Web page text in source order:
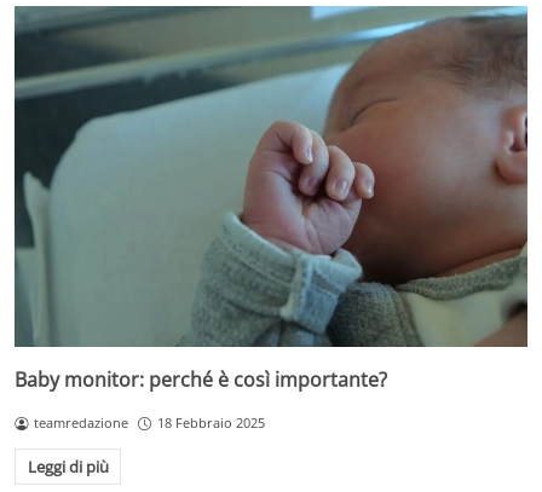
Baby monitor: perché è così importante?
teamredazione 18 Febbraio 2025
Leggi di più